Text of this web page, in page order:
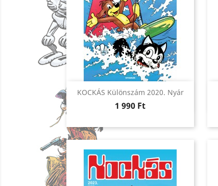
KOCKÁS Különszám 2020. Nyár
Ár
1 990 Ft
Előnézet